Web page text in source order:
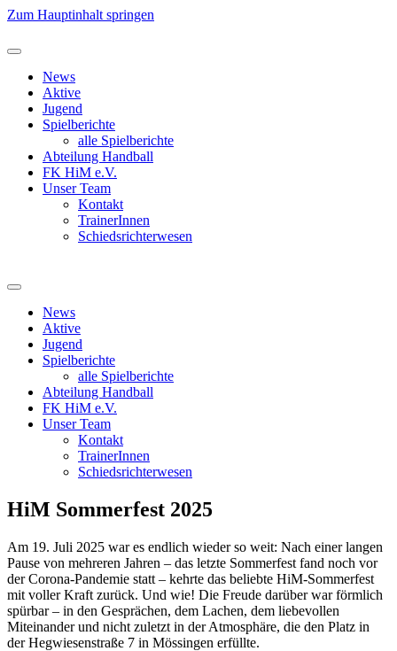
Zum Hauptinhalt springen
News
Aktive
Jugend
Spielberichte
alle Spielberichte
Abteilung Handball
FK HiM e.V.
Unser Team
Kontakt
TrainerInnen
Schiedsrichterwesen
News
Aktive
Jugend
Spielberichte
alle Spielberichte
Abteilung Handball
FK HiM e.V.
Unser Team
Kontakt
TrainerInnen
Schiedsrichterwesen
HiM Sommerfest 2025
Am 19. Juli 2025 war es endlich wieder so weit: Nach einer langen
Pause von mehreren Jahren – das letzte Sommerfest fand noch vor
der Corona-Pandemie statt – kehrte das beliebte HiM-Sommerfest
mit voller Kraft zurück. Und wie! Die Freude darüber war förmlich
spürbar – in den Gesprächen, dem Lachen, dem liebevollen
Miteinander und nicht zuletzt in der Atmosphäre, die den Platz in
der Hegwiesenstraße 7 in Mössingen erfüllte.